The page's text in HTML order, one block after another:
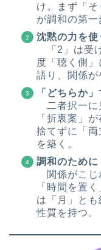
け。まず「
が調和の第一
沈黙の力を使
「2」は受
度「聴く側
語り、関係が
「どちらか
二者択一に
「折衷案」
捨てずに「
を築く。
調和のため
関係がこじ
「時間を置
は「月」と
性質を持つ。